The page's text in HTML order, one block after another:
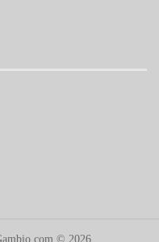
© 2026